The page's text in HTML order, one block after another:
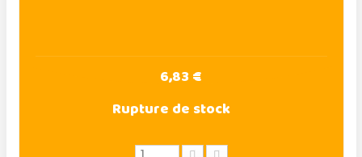
6,83 €
Rupture de stock